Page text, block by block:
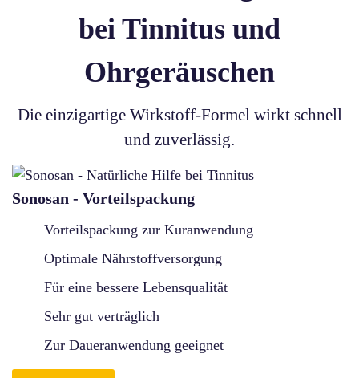
bei Tinnitus und
Ohrgeräuschen
Die einzigartige Wirkstoff-Formel wirkt schnell
und zuverlässig.
Sonosan - Vorteilspackung
Vorteilspackung zur Kuranwendung
Optimale Nährstoffversorgung
Für eine bessere Lebensqualität
Sehr gut verträglich
Zur Daueranwendung geeignet